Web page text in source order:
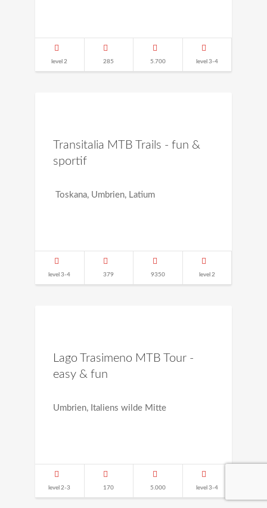
level 2 285 5.700 level 3-4
Transitalia MTB Trails - fun &
sportif
Toskana, Umbrien, Latium
level 3-4 379 9350 level 2
Lago Trasimeno MTB Tour -
easy & fun
Umbrien, Italiens wilde Mitte
level 2-3 170 5.000 level 3-4